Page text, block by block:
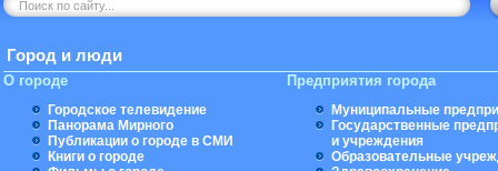
Город и люди
О городе
Городское телевидение
Панорама Мирного
Публикации о городе в СМИ
Книги о городе
Предприятия города
Муниципальные
Государственные
и учреждения
Образовательные